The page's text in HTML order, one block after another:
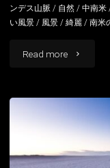
ンデス山脈 / 自然 /中南米
い風景 / 風景 /綺麗 /南米
Read more "ウ
湖